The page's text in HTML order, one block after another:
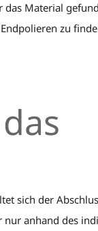
Material
zu
sich der
nur anhand des